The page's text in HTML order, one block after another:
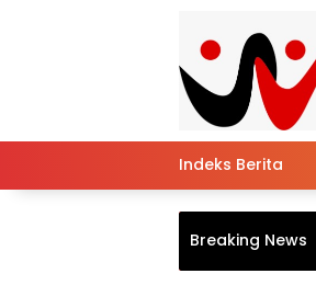
Indeks Berita
Breaking News